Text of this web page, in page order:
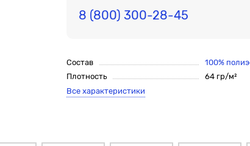
8 (800) 300-28-45
Состав
100%
Плотность
64 гр/м²
Все характеристики